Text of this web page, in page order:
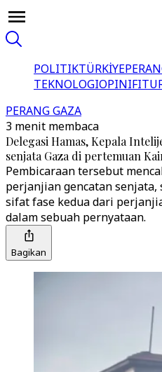
POLITIKTÜRKİYE
TEKNOLOGIOPINI
PERANG GAZA
3 menit membaca
Delegasi Hamas, Kepala
senjata Gaza di pertemuan
Pembicaraan tersebut
perjanjian gencatan senjata,
sifat fase kedua dari
dalam sebuah pernyataan.
Bagikan